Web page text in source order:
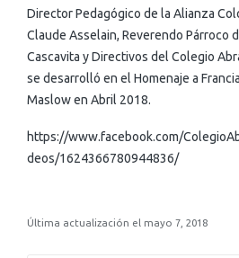
Director Pedagógico de la Alianza
Claude Asselain, Reverendo Párroco
Cascavita y Directivos del Colegio
se desarrolló en el Homenaje a
Maslow en Abril 2018.
https://www.facebook.com/
deos/1624366780944836/
Última actualización el mayo 7, 2018